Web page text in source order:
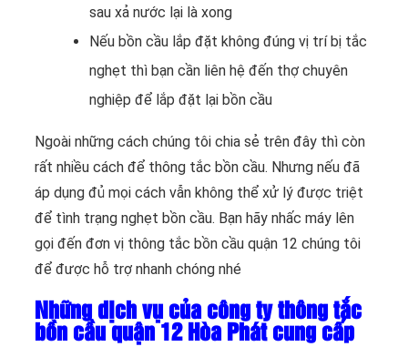
sau xả nước lại là xong
Nếu bồn cầu lắp đặt không đúng vị trí bị tắc
nghẹt thì bạn cần liên hệ đến thợ chuyên
nghiệp để lắp đặt lại bồn cầu
Ngoài những cách chúng tôi chia sẻ trên đây thì còn
rất nhiều cách để thông tắc bồn cầu. Nhưng nếu đã
áp dụng đủ mọi cách vẫn không thể xử lý được triệt
để tình trạng nghẹt bồn cầu. Bạn hãy nhấc máy lên
gọi đến đơn vị thông tắc bồn cầu quận 12 chúng tôi
để được hỗ trợ nhanh chóng nhé
Những dịch vụ của công ty thông tắc
bồn cầu quận 12 Hòa Phát cung cấp